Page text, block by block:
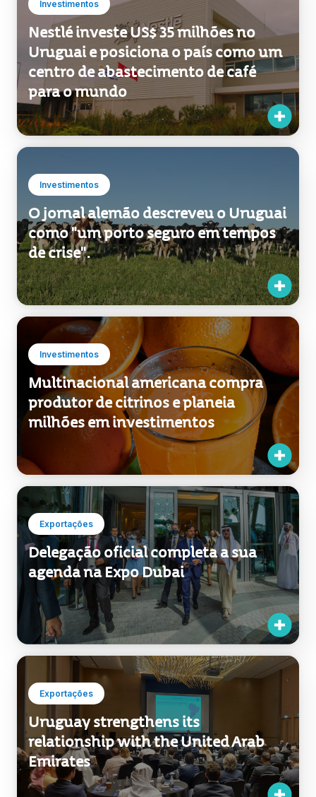
Uruguai e posiciona o país como um
centro de abastecimento de café
para o mundo
Investimentos
como "um porto seguro em tempos
de crise".
Investimentos
Multinacional americana compra
produtor de citrinos e planeia
milhões em investimentos
Exportações
Delegação oficial completa a sua
agenda na Expo Dubai
Exportações
Uruguay strengthens its
relationship with the United Arab
Emirates